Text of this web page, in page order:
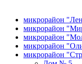
микрорайон
микрорайон
микрорайон
микрорайон
микрорайон